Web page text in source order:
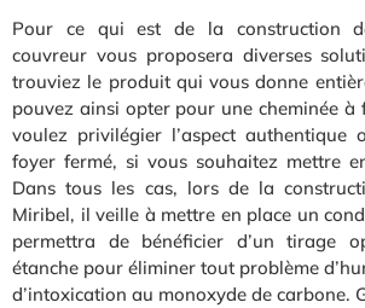
Pour ce qui est de la construction
couvreur vous proposera diverses
trouviez le produit qui vous donne
pouvez ainsi opter pour une cheminée à
voulez privilégier l’aspect authentique
foyer fermé, si vous souhaitez mettre
Dans tous les cas, lors de la
Miribel, il veille à mettre en place un
permettra de bénéficier d’un tirage
étanche pour éliminer tout problème
d’intoxication au monoxyde de carbone.